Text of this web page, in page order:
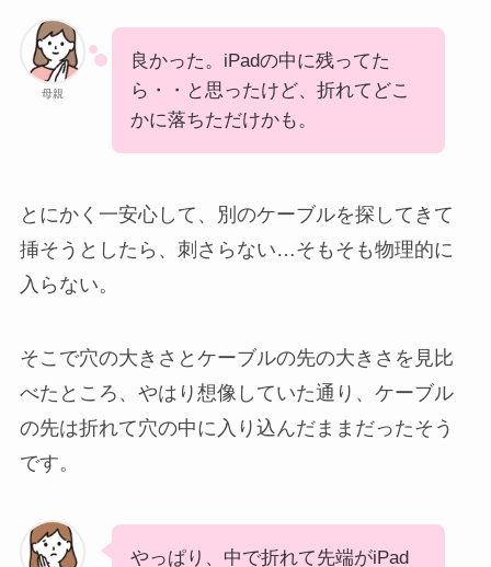
母親
良かった。iPadの中に残ってた
ら・・と思ったけど、折れてどこ
かに落ちただけかも。
とにかく一安心して、別のケーブルを探してきて
挿そうとしたら、刺さらない…そもそも物理的に
入らない。
そこで穴の大きさとケーブルの先の大きさを見比
べたところ、やはり想像していた通り、ケーブル
の先は折れて穴の中に入り込んだままだったそう
です。
やっぱり、中で折れて先端がiPad